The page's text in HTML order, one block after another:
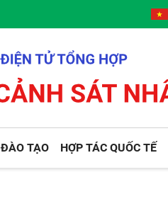
ĐÀO TẠO HỢP TÁC QUỐC TẾ